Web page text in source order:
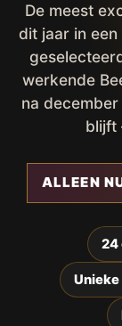
De meest
dit jaar in
werkende
na
blijft
ALLEEN
24
Unieke